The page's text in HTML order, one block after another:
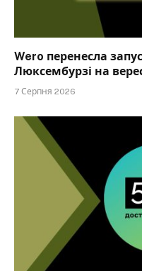
Wero перенесла
Люксембурзі на
7 Серпня 2026